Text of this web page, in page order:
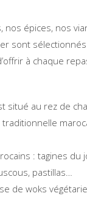
nos épices, nos
sont
à chaque
situé au rez de
traditionnelle
: tagines du
pastillas…
de woks